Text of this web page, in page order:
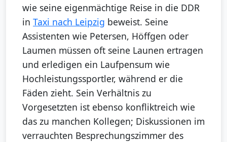
wie seine eigenmächtige Reise in die DDR
in Taxi nach Leipzig beweist. Seine
Assistenten wie Petersen, Höffgen oder
Laumen müssen oft seine Launen ertragen
und erledigen ein Laufpensum wie
Hochleistungssportler, während er die
Fäden zieht. Sein Verhältnis zu
Vorgesetzten ist ebenso konfliktreich wie
das zu manchen Kollegen; Diskussionen im
verrauchten Besprechungszimmer des